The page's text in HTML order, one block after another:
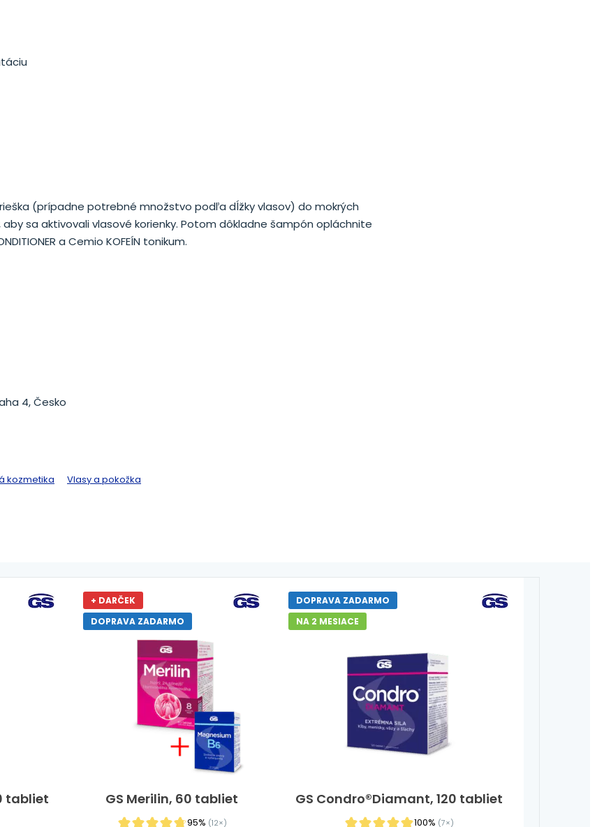
(prípadne potrebné množstvo podľa dĺžky vlasov) do mokrých
sa aktivovali vlasové korienky. Potom dôkladne šampón opláchnite
a Cemio KOFEÍN tonikum.
4, Česko
kozmetika
Vlasy a pokožka
tabliet GS Merilin, 60 tabliet
95% (12×)
+ DARČEK
DOPRAVA ZADARMO
GS Condro®Diamant, 120 tabliet
100% (7×)
DOPRAVA ZADARMO
NA 2 MESIACE